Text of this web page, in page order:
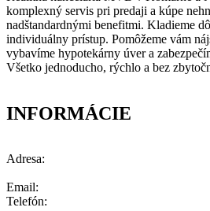
komplexný servis pri predaji a kúpe
nadštandardnými benefitmi. Kladieme
individuálny prístup. Pomôžeme vám
vybavíme hypotekárny úver a
Všetko jednoducho, rýchlo a bez
INFORMÁCIE
Adresa:
Email:
Telefón: